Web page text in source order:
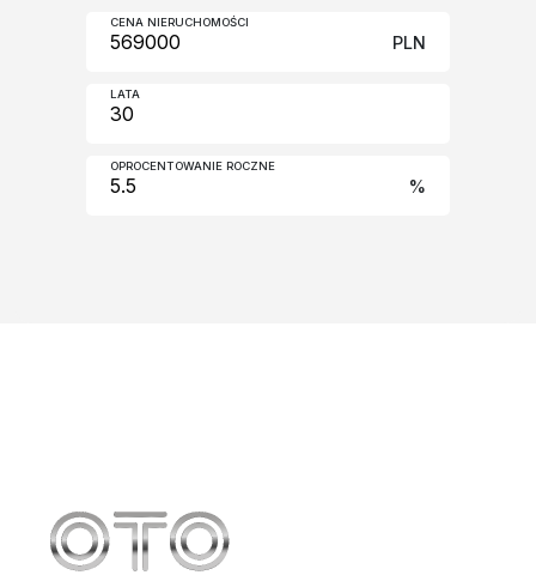
CENA NIERUCHOMOŚCI
PLN
LATA
OPROCENTOWANIE ROCZNE
%